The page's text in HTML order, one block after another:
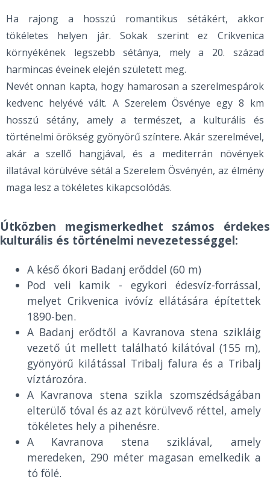
Ha rajong a hosszú romantikus sétákért, akkor
tökéletes helyen jár. Sokak szerint ez Crikvenica
környékének legszebb sétánya, mely a 20. század
harmincas éveinek elején született meg.
Nevét onnan kapta, hogy hamarosan a szerelmespárok
kedvenc helyévé vált. A Szerelem Ösvénye egy 8 km
hosszú sétány, amely a természet, a kulturális és
történelmi örökség gyönyörű színtere. Akár szerelmével,
akár a szellő hangjával, és a mediterrán növények
illatával körülvéve sétál a Szerelem Ösvényén, az élmény
maga lesz a tökéletes kikapcsolódás.
Útközben megismerkedhet számos érdekes
kulturális és történelmi nevezetességgel:
A késő ókori Badanj erőddel (60 m)
Pod veli kamik - egykori édesvíz-forrással,
melyet Crikvenica ivóvíz ellátására építettek
1890-ben.
A Badanj erődtől a Kavranova stena szikláig
vezető út mellett található kilátóval (155 m),
gyönyörű kilátással Tribalj falura és a Tribalj
víztározóra.
A Kavranova stena szikla szomszédságában
elterülő tóval és az azt körülvevő réttel, amely
tökéletes hely a pihenésre.
A Kavranova stena sziklával, amely
meredeken, 290 méter magasan emelkedik a
tó fölé.